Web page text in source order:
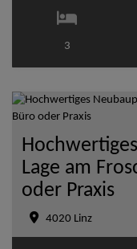
3
Lage am
oder Praxis
4020 Linz